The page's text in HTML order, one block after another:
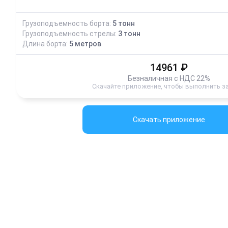
Грузоподъемность борта: 5 тонн
Грузоподъемность стрелы: 3 тонн
Длина борта: 5 метров
14961 ₽
Безналичная с НДС 22%
Скачайте приложение, чтобы выполнить
Скачать приложение